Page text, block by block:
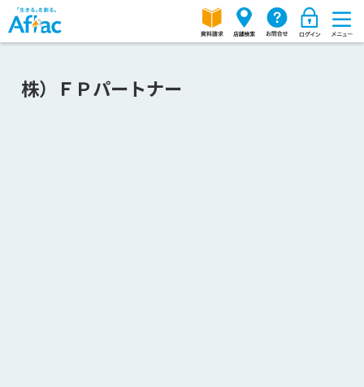
株）ＦＰパートナー